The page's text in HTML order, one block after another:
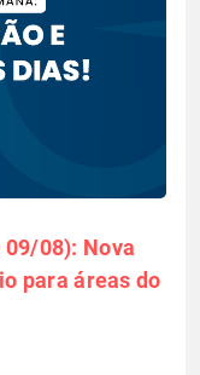
08): Nova
para áreas do